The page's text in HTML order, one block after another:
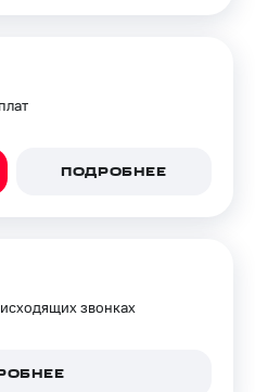
ПОДРОБНЕЕ
звонках